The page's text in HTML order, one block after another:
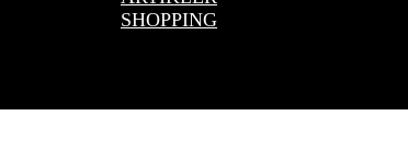
SHOPPING